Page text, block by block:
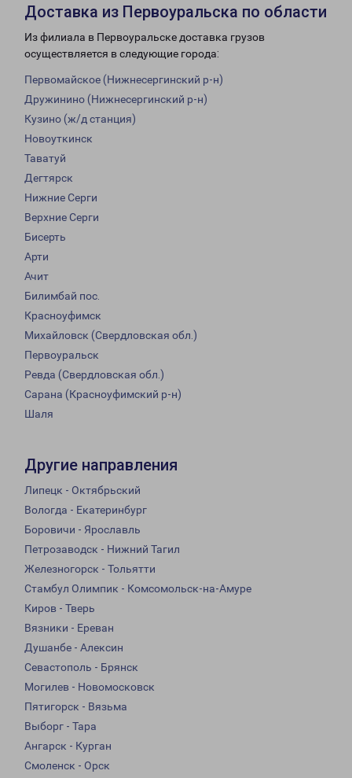
Доставка из Первоуральска по области
Из филиала в Первоуральске доставка грузов
осуществляется в следующие города:
Первомайское (Нижнесергинский р-н)
Дружинино (Нижнесергинский р-н)
Кузино (ж/д станция)
Новоуткинск
Таватуй
Дегтярск
Нижние Серги
Верхние Серги
Бисерть
Арти
Ачит
Билимбай пос.
Красноуфимск
Михайловск (Свердловская обл.)
Первоуральск
Ревда (Свердловская обл.)
Сарана (Красноуфимский р-н)
Шаля
Другие направления
Липецк - Октябрьский
Вологда - Екатеринбург
Боровичи - Ярославль
Петрозаводск - Нижний Тагил
Железногорск - Тольятти
Стамбул Олимпик - Комсомольск-на-Амуре
Киров - Тверь
Вязники - Ереван
Душанбе - Алексин
Севастополь - Брянск
Могилев - Новомосковск
Пятигорск - Вязьма
Выборг - Тара
Ангарск - Курган
Смоленск - Орск